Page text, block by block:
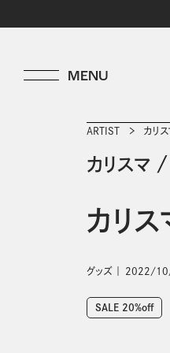
ARTIST カリス
カリスマ /
カリ
グッズ 2022/
SALE 20%off